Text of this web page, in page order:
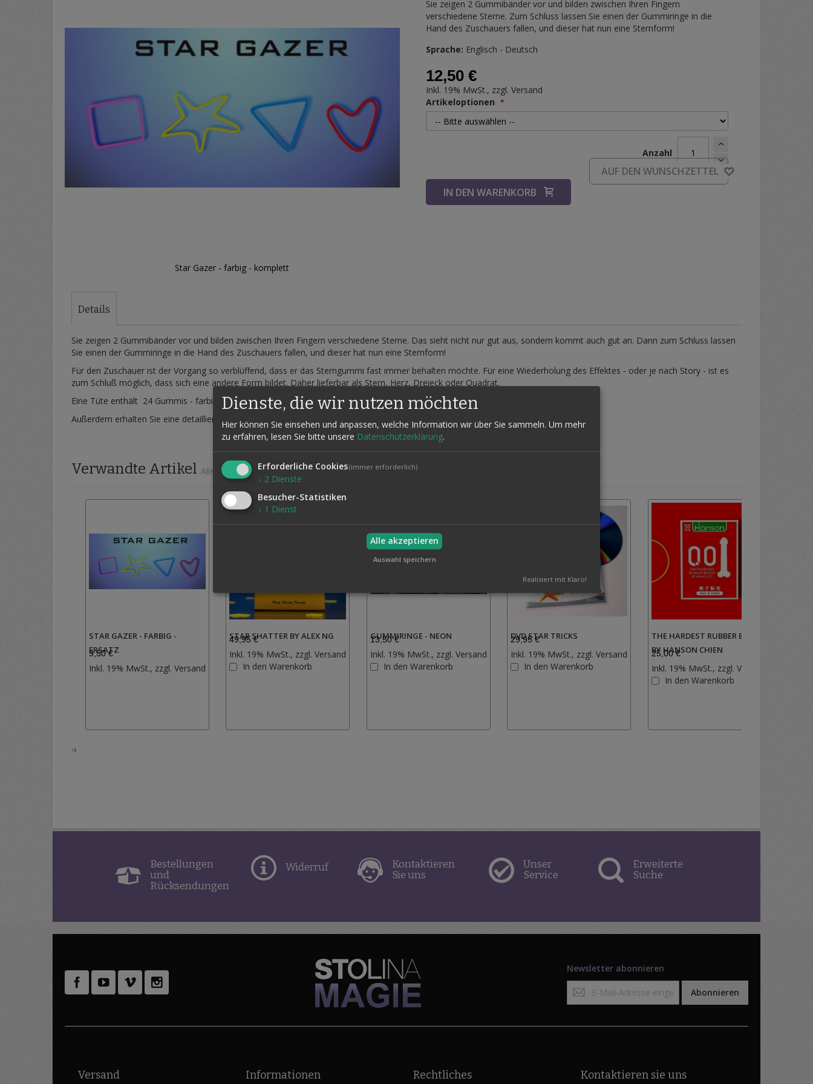
Star Gazer - farbig - komplett
Sie zeigen 2 Gummibänder vor und bilden zwischen Ihren Fingern
verschiedene Sterne. Zum Schluss lassen Sie einen der Gummiringe in die
Hand des Zuschauers fallen, und dieser hat nun eine Sternform!
Sprache: Englisch - Deutsch
12,50 €
Inkl. 19% MwSt., zzgl.Versand
Artikeloptionen
Anzahl
IN DEN WARENKORB
AUF DEN WUNSCHZETTEL
Details
Sie zeigen 2 Gummibänder vor und bilden zwischen Ihren Fingern verschiedene Sterne. Das sieht nicht nur gut aus, sondern kommt auch gut an. Dann zum Schluss lassen
Sie einen der Gummiringe in die Hand des Zuschauers fallen, und dieser hat nun eine Sternform!
Für den Zuschauer ist der Vorgang so verblüffend, dass er das Sterngummi fast immer behalten möchte. Für eine Wiederholung des Effektes - oder je nach Story - ist es
zum Schluß möglich, dass sich eine andere Form bildet. Daher lieferbar als Stern, Herz, Dreieck oder Quadrat.
Eine Tüte enthält 24 Gummis - farbig gemischt - der gewünschten Sorte.
Außerdem erhalten Sie eine detaillierte bebilderte Anleitung.
Verwandte Artikel Alle auswählen
STAR GAZER - FARBIG -
ERSATZ
9,50 €
Inkl. 19% MwSt., zzgl. VersandZur
STAR SHATTER BY ALEX NG
49,95 €
Inkl. 19% MwSt., zzgl.Versand
In den Warenkorb
GUMMIRINGE - NEON
13,50 €
Inkl. 19% MwSt., zzgl. Versand
In den Warenkorb
DVD STAR TRICKS
29,95 €
Inkl. 19% MwSt., zzgl.Versand
In den Warenkorb
Wunschliste
hinzufügen
THE HARDEST RUBBER BANDS
BY HANSON CHIEN
25,00 €
Inkl. 19% MwSt., zzgl. Versand
In den Warenkorb
‹›
Bestellungen
und
Rücksendungen
Widerruf
Kontaktieren
Sie uns
Unser
Service
Erweiterte
Suche
Newsletter abonnieren
zum
Abonnieren
Versand Informationen Rechtliches Kontaktieren sie uns
Dienste, die wir nutzen möchten
Hier können Sie einsehen und anpassen, welche Information wir über Sie sammeln. Um mehr
zu erfahren, lesen Sie bitte unsere Datenschutzerklärung.
Erforderliche Cookies(immer erforderlich)
↓ 2 Dienste
Besucher-Statistiken
↓ 1 Dienst
Alle akzeptieren
Auswahl speichern
Realisiert mit Klaro!